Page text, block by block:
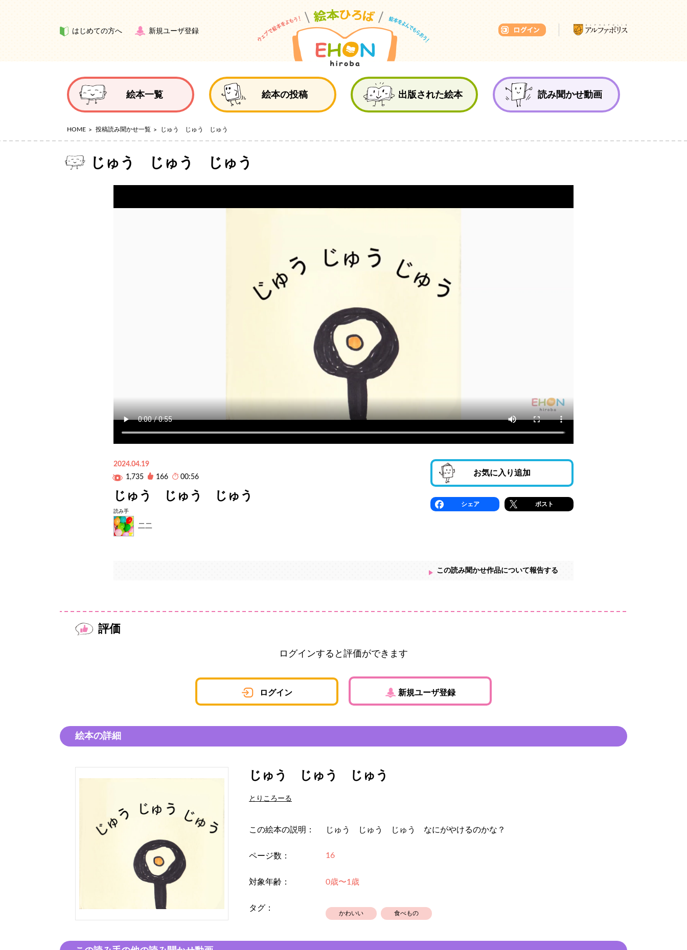
はじめての方へ 新規ユーザ登録
絵本一覧 絵本の投稿 出版された絵本 読み聞かせ動画
HOME 投稿読み聞かせ一覧 じゅう じゅう じゅう
じゅう じゅう じゅう
2024.04.19
1,735
166 00:56
じゅう じゅう じゅう
読み手
二二
お気に入り追加
シェア ポスト
この読み聞かせ作品について報告する
評価
ログインすると評価ができます
ログイン 新規ユーザ登録
絵本の詳細
じゅう じゅう じゅう
とりころーる
この絵本の説明： じゅう じゅう じゅう なにがやけるのかな？
ページ数： 16
対象年齢： 0歳〜1歳
タグ：
かわいい 食べもの